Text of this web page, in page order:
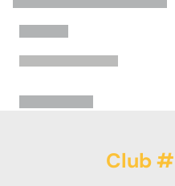
Club